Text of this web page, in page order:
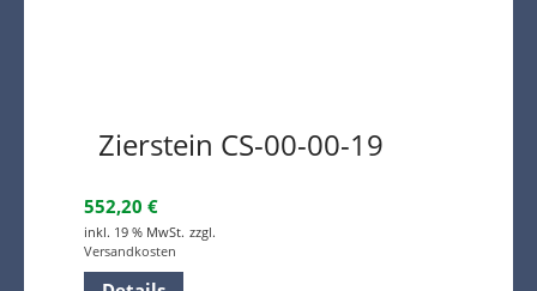
Zierstein CS-00-00-19
552,20 €
inkl. 19 % MwSt. zzgl.
Versandkosten